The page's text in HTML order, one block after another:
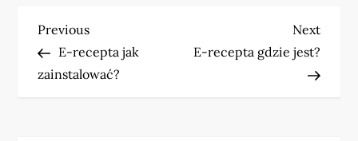
N
a
Previous
Post
Previous
E-recepta jak
zainstalować?
Next
Post
Next
E-recepta gdzie jest?